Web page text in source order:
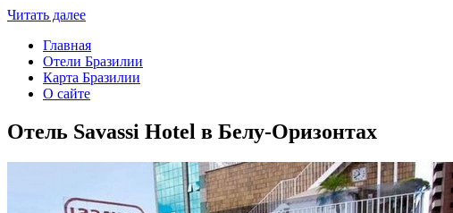
Читать далее
Главная
Отели Бразилии
Карта Бразилии
О сайте
Отель Savassi Hotel в Белу-Оризонтах